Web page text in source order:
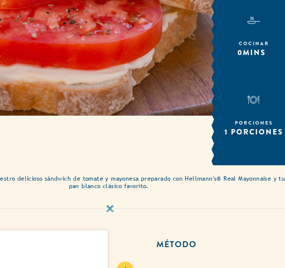
COCINAR
0MINS
PORCIONES
1 PORCIONES
delicioso sándwich de tomate y mayonesa preparado con Hellmann's® Real Mayonnaise y tu
pan blanco clásico favorito.
MÉTODO